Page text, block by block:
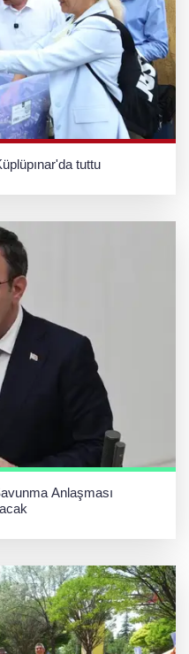
tuttu
Anlaşması